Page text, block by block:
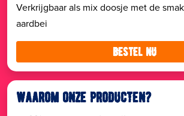
Verkrijgbaar als mix doosje met de
aardbei
bestel nu
waarom onze producten?